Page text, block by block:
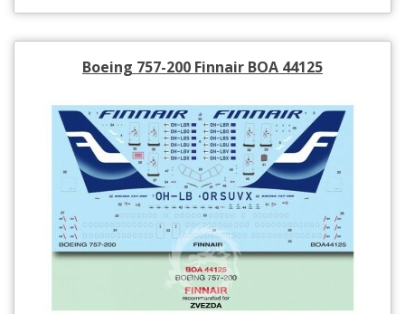
Boeing 757-200 Finnair BOA 44125